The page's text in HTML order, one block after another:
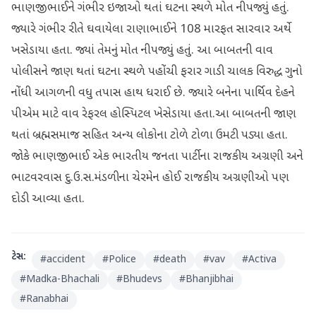
ભાણજીભાઈને ગંભીર ઇજાઓ થતાં ઘટના સ્થળે મોત નીપજ્યું હતું.
જ્યારે ગંભીર રીતે ઘવાયેલા રાણાભાઈને 108 મારફત સારવાર અર્થે
ખસેડાયા હતા. જ્યાં તેમનું મોત નીપજ્યું હતું. આ બાબતની વાવ
પોલીસને જાણ થતાં ઘટના સ્થળે પહોંચી ફરાર ગાડી ચાલક વિરુદ્ધ ગુનો
નોંધી આગળની વધુ તપાસ હાથ ધરાઈ છે. જ્યારે બનેના પાર્થિવ દેહને
પીએમ માટે વાવ રેફરલ હોસ્પિટલ ખેસેડાયા હતા.આ બાબતની જાણ
થતાં બ્રહ્મસમાજ સહિત અન્ય લોકોના ટોળે ટોળા ઉમટી પડ્યા હતા.
જોકે ભાણજીભાઈ એક ભારતીય જનતા પાર્ટીના રાજકીય અગ્રણી અને
ભાટવરવાસ દુ.ઉ.સ.મંડળીના ચેરમેન હોઈ રાજકીય અગ્રણીઓ પણ
દોડી આવ્યા હતા.
ટેગ્સ: #accident #Police #death #vav #Activa
#Madka-Bhachali #Bhudevs #Bhanjibhai
#Ranabhai